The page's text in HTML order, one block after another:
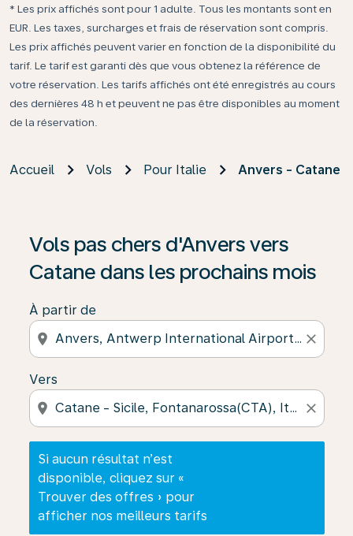
* Les prix affichés sont pour 1 adulte. Tous les montants sont en
EUR. Les taxes, surcharges et frais de réservation sont compris.
Les prix affichés peuvent varier en fonction de la disponibilité du
tarif. Le tarif est garanti dès que vous obtenez la référence de
votre réservation. Les tarifs affichés ont été enregistrés au cours
des dernières 48 h et peuvent ne pas être disponibles au moment
de la réservation.
Accueil Vols Pour Italie Anvers - Catane
Vols pas chers d'Anvers vers
Catane dans les prochains mois
À partir de
location_on close
Vers
location_on close
Si aucun résultat n’est
disponible, cliquez sur «
Trouver des offres » pour
afficher nos meilleurs tarifs
Si aucun résultat n’est disponible, cliquez sur «